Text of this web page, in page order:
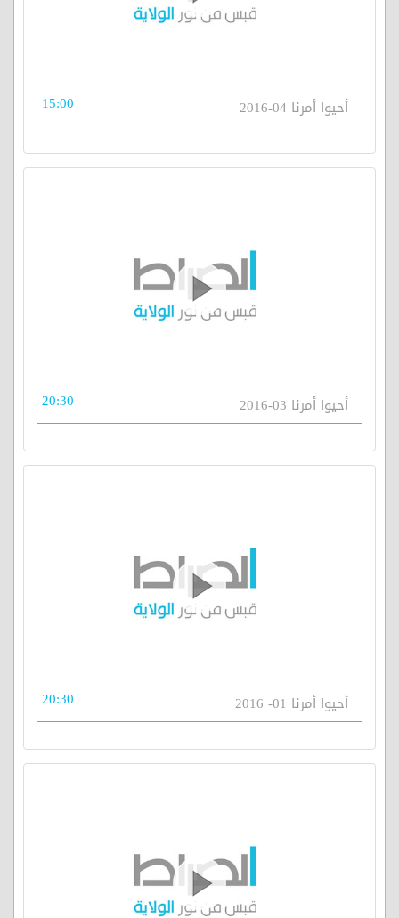
أحيوا أمرنا 04-2016 15:00
أحيوا أمرنا 03-2016 20:30
أحيوا أمرنا 01- 2016 20:30